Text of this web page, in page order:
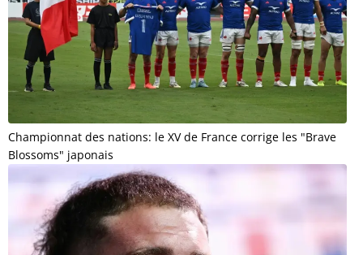
Championnat des nations: le XV de France corrige les "Brave
Blossoms" japonais